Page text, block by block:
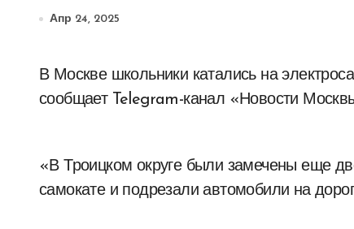
Апр 24, 2025
В Москве школьники катались на электросамокате среди потоков автомобилей. Об этом
сообщает Telegram-канал «Новости
«В Троицком округе были замечены еще
самокате и подрезали автомобили на